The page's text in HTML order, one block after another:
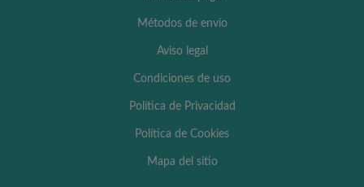
Métodos de envío
Aviso legal
Condiciones de uso
Política de Privacidad
Política de Cookies
Mapa del sitio